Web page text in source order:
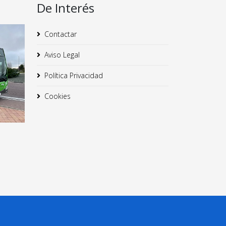
De Interés
Contactar
Aviso Legal
Política Privacidad
Cookies